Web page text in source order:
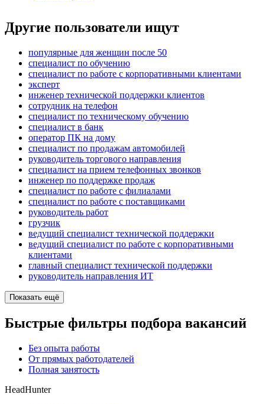
Другие пользователи ищут
популярные для женщин после 50
специалист по обучению
специалист по работе с корпоративными клиентами
эксперт
инженер технической поддержки клиентов
сотрудник на телефон
специалист по техническому обучению
специалист в банк
оператор ПК на дому
специалист по продажам автомобилей
руководитель торгового направления
специалист на прием телефонных звонков
инженер по поддержке продаж
специалист по работе с филиалами
специалист по работе с поставщиками
руководитель работ
грузчик
ведущий специалист технической поддержки
ведущий специалист по работе с корпоративными
клиентами
главный специалист технической поддержки
руководитель направления ИТ
Показать ещё
Быстрые фильтры подбора вакансий
Без опыта работы
От прямых работодателей
Полная занятость
HeadHunter